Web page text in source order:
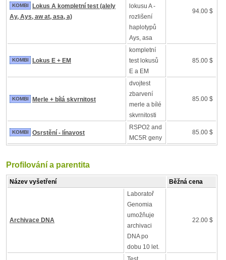
KOMBI
Lokus A kompletní test (alely
Ay, Ays, aw at, asa, a)
lokusu A -
rozlišení
haplotypů
Ays, asa
94.00 $
KOMBI Lokus E + EM
kompletní
test lokusů
E a EM
85.00 $
KOMBI Merle + bílá skvrnitost
dvojtest
zbarvení
merle a bílé
skvrnitosti
85.00 $
KOMBI Osrstění - línavost
RSPO2 and
MC5R geny
85.00 $
Profilování a parentita
Název vyšetření Běžná cena
Archivace DNA
Laboratoř
Genomia
umožňuje
archivaci
DNA po
dobu 10 let.
22.00 $